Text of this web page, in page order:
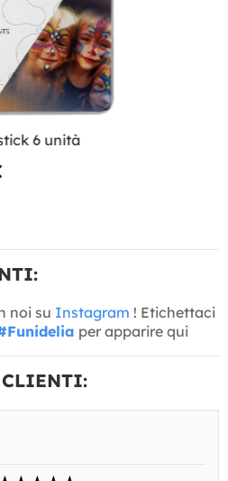
6 unità
noi su Instagram ! Etichettaci
per apparire qui